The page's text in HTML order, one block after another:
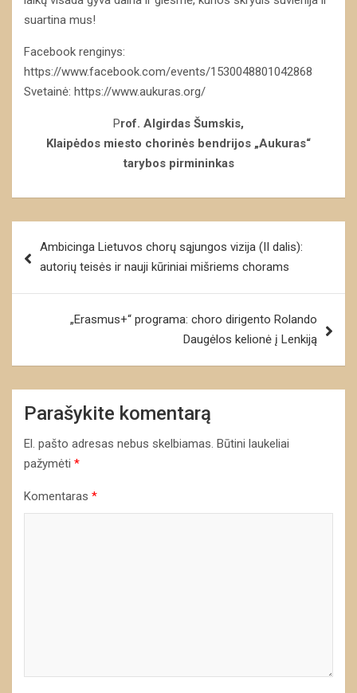
suartina mus!
Facebook renginys:
https://www.facebook.com/events/1530048801042868
Svetainė: https://www.aukuras.org/
Prof. Algirdas Šumskis,
Klaipėdos miesto chorinės bendrijos „Aukuras“
tarybos pirmininkas
tarpAmbicinga Lietuvos chorų sąjungos vizija (II dalis):
autorių teisės ir nauji kūriniai mišriems chorams
„Erasmus+“ programa: choro dirigento Rolando
Daugėlos kelionė į Lenkiją
Parašykite komentarą
El. pašto adresas nebus skelbiamas. Būtini laukeliai
pažymėti *
Komentaras *